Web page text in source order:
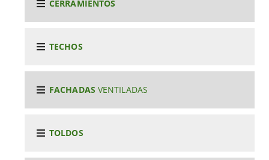
CERRAMIENTOS
TECHOS
FACHADAS VENTILADAS
TOLDOS